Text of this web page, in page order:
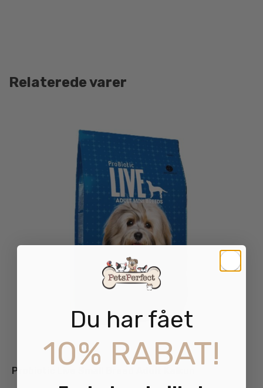
Relaterede varer
Probiotic Live Small Breed Adult Kalkun
Du har fået
10% RABAT!